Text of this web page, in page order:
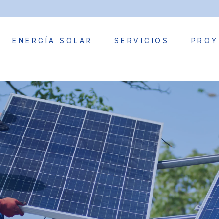
ENERGÍA SOLAR SERVICIOS